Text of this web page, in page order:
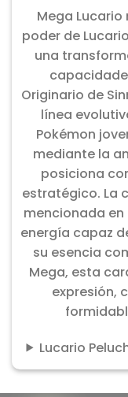
Mega
poder de
una
Originario de
línea
Pokémon
mediante la
posiciona
estratégico. La
mencionada en
energía capaz
su esencia
Mega, esta
expresión,
Lucario